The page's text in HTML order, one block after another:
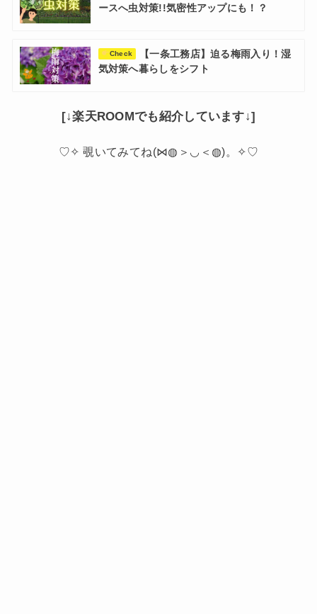
ースへ虫対策!!気密性アップにも！？
Check
【一条工務店】迫る梅雨入り！湿
気対策へ暮らしをシフト
[↓楽天ROOMでも紹介しています↓]
♡✧ 覗いてみてね(⋈◍＞◡＜◍)。✧♡